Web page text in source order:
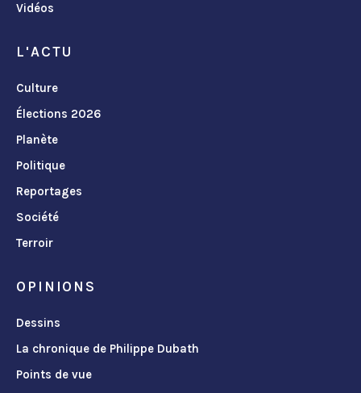
Vidéos
L'ACTU
Culture
Élections 2026
Planète
Politique
Reportages
Société
Terroir
OPINIONS
Dessins
La chronique de Philippe Dubath
Points de vue